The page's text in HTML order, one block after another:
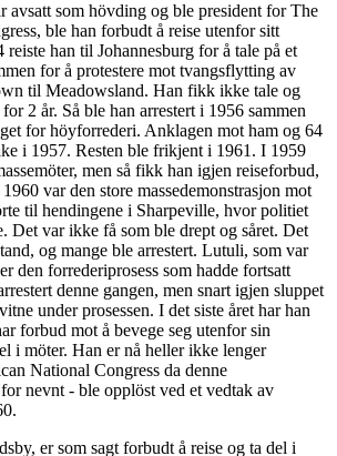
avsatt som hövding og ble president for The
ble han forbudt å reise utenfor sitt
reiste han til Johannesburg for å tale på et
for å protestere mot tvangsflytting av
til Meadowsland. Han fikk ikke tale og
2 år. Så ble han arrestert i 1956 sammen
for höyforrederi. Anklagen mot ham og 64
i 1957. Resten ble frikjent i 1961. I 1959
men så fikk han igjen reiseforbud,
var den store massedemonstrasjon mot
til hendingene i Sharpeville, hvor politiet
Det var ikke få som ble drept og såret. Det
og mange ble arrestert. Lutuli, som var
den forrederiprosess som hadde fortsatt
denne gangen, men snart igjen sluppet
under prosessen. I det siste året har han
forbud mot å bevege seg utenfor sin
i möter. Han er nå heller ikke lenger
National Congress da denne
nevnt - ble opplöst ved et vedtak av
er som sagt forbudt å reise og ta del i